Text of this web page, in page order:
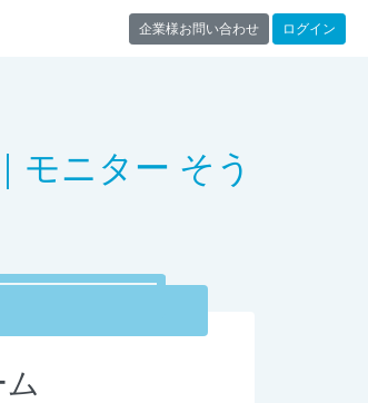
企業様お問い合わせ ログイン
モニター そう